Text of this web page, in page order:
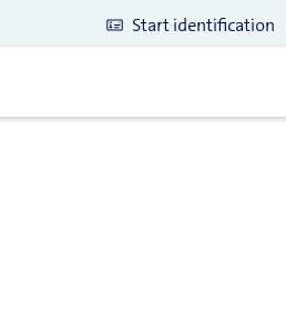
Start identification